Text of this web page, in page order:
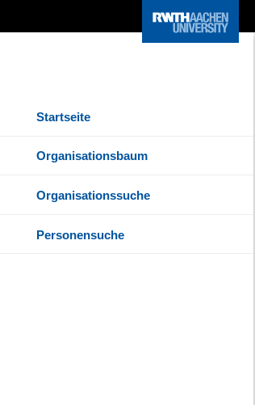
Startseite
Organisationsbaum
Organisationssuche
Personensuche